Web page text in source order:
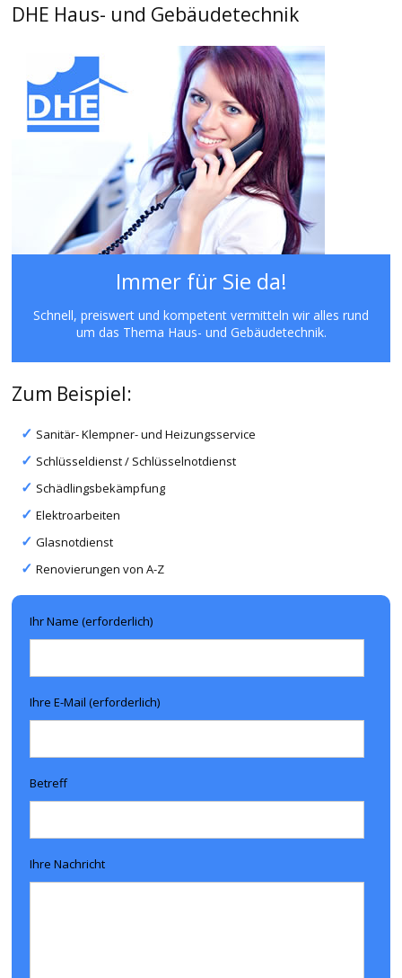
DHE Haus- und Gebäudetechnik
Immer für Sie da!
Schnell, preiswert und kompetent vermitteln wir alles rund
um das Thema Haus- und Gebäudetechnik.
Zum Beispiel:
Sanitär- Klempner- und Heizungsservice
Schlüsseldienst / Schlüsselnotdienst
Schädlingsbekämpfung
Elektroarbeiten
Glasnotdienst
Renovierungen von A-Z
Ihr Name (erforderlich)
Ihre E-Mail (erforderlich)
Betreff
Ihre Nachricht